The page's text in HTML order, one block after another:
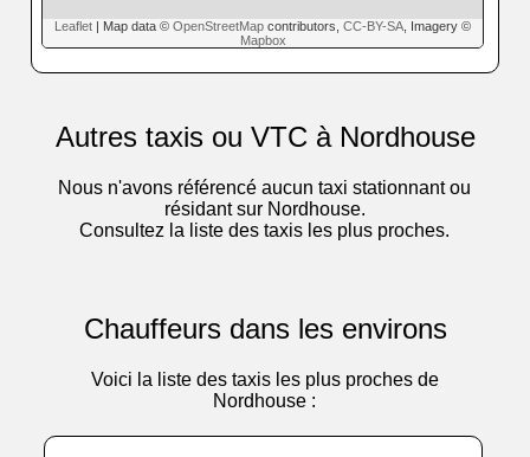
Leaflet | Map data © OpenStreetMap contributors, CC-BY-SA , Imagery ©
Mapbox
Autres taxis ou VTC à Nordhouse
Nous n'avons référencé aucun taxi stationnant ou
résidant sur Nordhouse.
Consultez la liste des taxis les plus proches.
Chauffeurs dans les environs
Voici la liste des taxis les plus proches de
Nordhouse :